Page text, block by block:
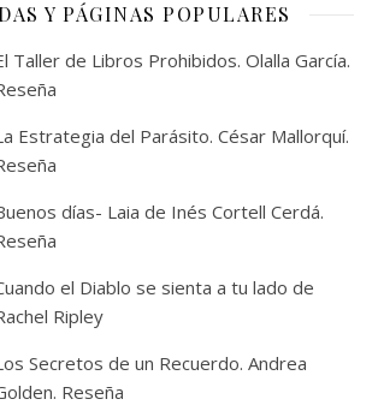
Y PÁGINAS POPULARES
Taller de Libros Prohibidos. Olalla García.
Estrategia del Parásito. César Mallorquí.
días- Laia de Inés Cortell Cerdá.
el Diablo se sienta a tu lado de
Ripley
Secretos de un Recuerdo. Andrea
Reseña